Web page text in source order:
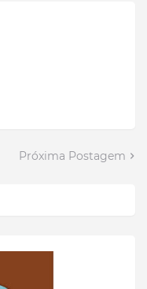
Próxima Postagem